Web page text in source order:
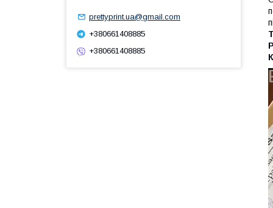
prettyprint.ua@gmail.com
+380661408885
+380661408885